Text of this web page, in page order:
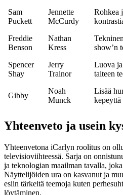
Sam
Puckett
Jennette
McCurdy
Rohkea
Freddie
Benson
Nathan
Kress
show’n
Spencer
Shay
Jerry
Trainor
Luova
taiteen
Gibby
Noah
Munck
Lisää
kepeyttä
Yhteenveto ja usein
Yhteenvetona iCarlyn roolitus on
televisioviihteessä. Sarja on
ja teknologian maailman tavalla,
Näyttelijöiden ura on kasvanut ja
esiin tärkeitä teemoja kuten
löytäminen.